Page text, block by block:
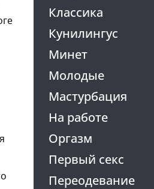
Классика
Кунилингус
Минет
Молодые
Мастурбация
На работе
Оргазм
Первый секс
Переодевание